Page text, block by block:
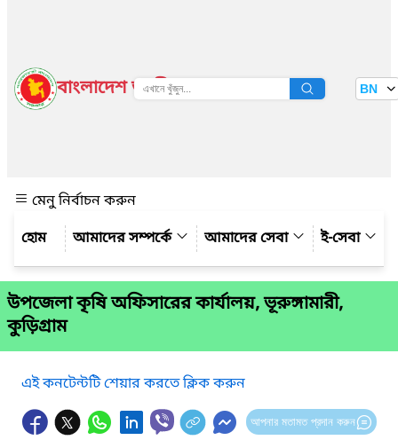
বাংলাদেশ জাতীয় তথ্য বাতায়ন BN
মেনু নির্বাচন করুন
আমাদের সম্পর্কে
আমাদের সেবা ই-সেবা
উপজেলা কৃষি অফিসারের কার্যালয়, ভূরুঙ্গামারী,
কুড়িগ্রাম
এই কনটেন্টটি শেয়ার করতে ক্লিক করুন
আপনার মতামত প্রদান করুন